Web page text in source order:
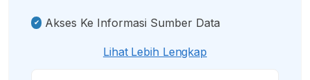
Akses Ke Informasi Sumber Data
Lihat Lebih Lengkap